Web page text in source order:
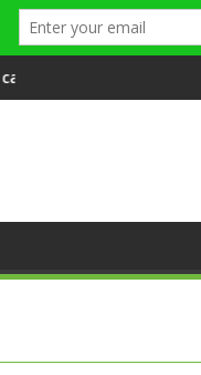
la 2 ani
Someș, campioană